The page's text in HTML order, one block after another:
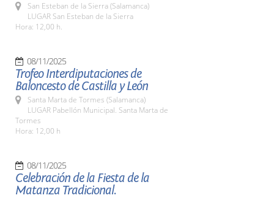
San Esteban de la Sierra (Salamanca)
LUGAR San Esteban de la Sierra
Hora: 12,00 h.
08/11/2025
Trofeo Interdiputaciones de
Baloncesto de Castilla y León
Santa Marta de Tormes (Salamanca)
LUGAR Pabellón Municipal. Santa Marta de
Tormes
Hora: 12,00 h
08/11/2025
Celebración de la Fiesta de la
Matanza Tradicional.